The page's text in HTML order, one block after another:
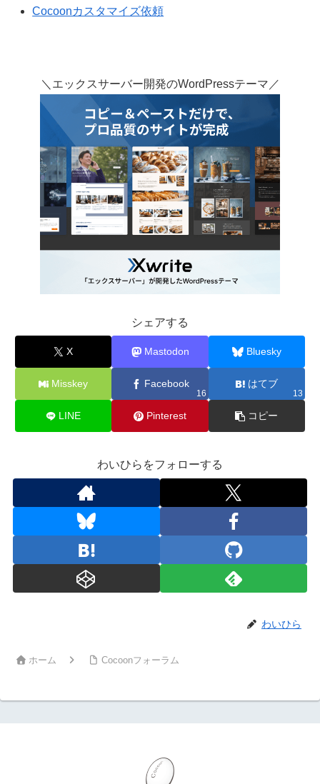
Cocoonカスタマイズ依頼
＼エックスサーバー開発のWordPressテーマ／
シェアする
X Mastodon Bluesky
Misskey Facebook
16
はてブ
13
LINE Pinterest コピー
わいひらをフォローする
わいひら
ホーム Cocoonフォーラム